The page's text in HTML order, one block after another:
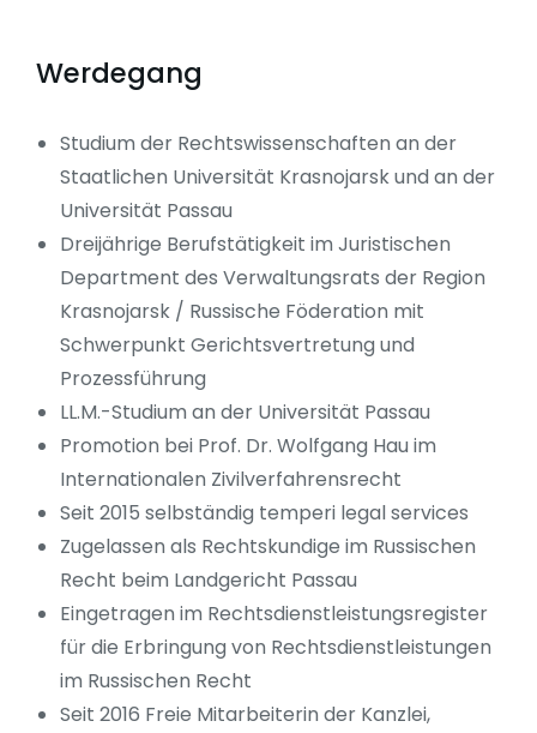
Werdegang
Studium der Rechtswissenschaften an der
Staatlichen Universität Krasnojarsk und an der
Universität Passau
Dreijährige Berufstätigkeit im Juristischen
Department des Verwaltungsrats der Region
Krasnojarsk / Russische Föderation mit
Schwerpunkt Gerichtsvertretung und
Prozessführung
LL.M.-Studium an der Universität Passau
Promotion bei Prof. Dr. Wolfgang Hau im
Internationalen Zivilverfahrensrecht
Seit 2015 selbständig temperi legal services
Zugelassen als Rechtskundige im Russischen
Recht beim Landgericht Passau
Eingetragen im Rechtsdienstleistungsregister
für die Erbringung von Rechtsdienstleistungen
im Russischen Recht
Seit 2016 Freie Mitarbeiterin der Kanzlei,